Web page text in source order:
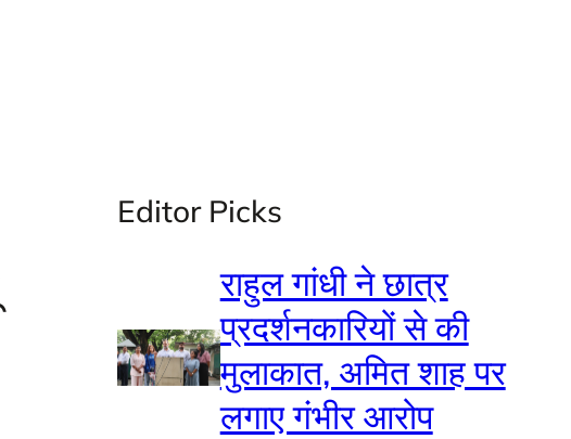
Editor Picks
राहुल गांधी ने छात्र
प्रदर्शनकारियों से की
मुलाकात, अमित शाह पर
लगाए गंभीर आरोप